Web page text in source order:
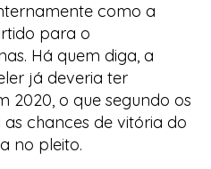
como a
para o
Há quem diga, a
já deveria ter
2020, o que segundo os
chances de vitória do
no pleito.